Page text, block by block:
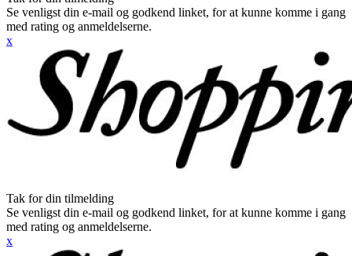
Se venligst din e-mail og godkend linket, for at kunne komme i gang
med rating og anmeldelserne.
x
Tak for din tilmelding
Se venligst din e-mail og godkend linket, for at kunne komme i gang
med rating og anmeldelserne.
x